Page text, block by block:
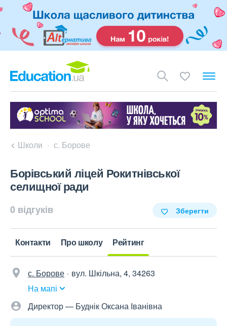
Школи с. Борове
Борівський ліцей Рокитнівської
селищної ради
0 відгуків Зберегти
Контакти Про школу Рейтинг
с. Борове
вул. Шкільна, 4, 34263
На мапі
Директор — Буднік Оксана Іванівна